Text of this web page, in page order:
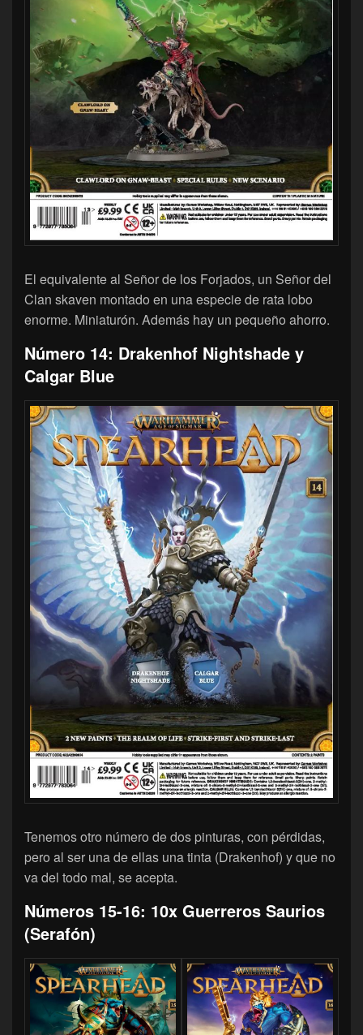
El equivalente al Señor de los Forjados, un Señor del
Clan skaven montado en una especie de rata lobo
enorme. Miniaturón. Además hay un pequeño ahorro.
Número 14: Drakenhof Nightshade y
Calgar Blue
Tenemos otro número de dos pinturas, con pérdidas,
pero al ser una de ellas una tinta (Drakenhof) y que no
va del todo mal, se acepta.
Números 15-16: 10x Guerreros Saurios
(Serafón)